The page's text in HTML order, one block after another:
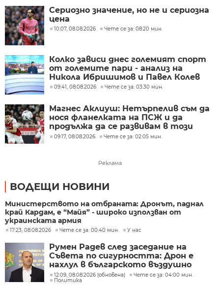
Сериозно значение, но не и сериозна
цена
10:07, 08.08.2026 Чете се за: 08:20 мин.
Колко зависи днес големият спорт
от големите пари - анализ на
Никола Ибришимов и Павел Колев
09:41, 08.08.2026 Чете се за: 03:30 мин.
Магнес Аклиуш: Нетърпелив съм да
нося фланелката на ПСЖ и да
продължа да се развивам в този
велик клуб
09:17, 08.08.2026 Чете се за: 02:05 мин.
Реклама
ВОДЕЩИ НОВИНИ
Министерството на отбраната: Дронът, паднал
край Кардам, е “Майя” - широко използван от
украинската армия
17:23, 08.08.2026 Чете се за: 00:40 мин. У нас
Румен Радев след заседание на
Съвета по сигурността: Дрон е
нахлул в българското въздушно
пространство
12:09, 08.08.2026 (обновена)
Чете се за: 04:00 мин.
Политика